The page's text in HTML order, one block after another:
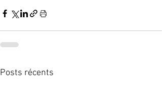
Posts récents